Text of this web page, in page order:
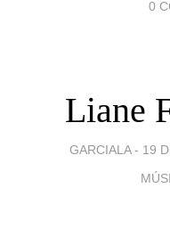
0
Liane
GARCIALA - 19